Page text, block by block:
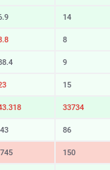
14
8
9
15
31824
86
160